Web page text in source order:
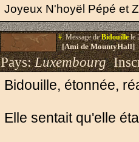
Joyeux N'hoyël Pépé et
#.Message deBidouillele
[Ami de MountyHall]
Pays:Luxembourg
Bidouille, étonnée,
Elle sentait qu'elle